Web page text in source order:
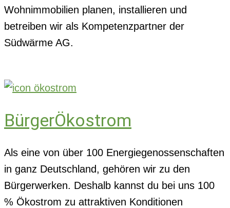
Wohnimmobilien planen, installieren und
betreiben wir als Kompetenzpartner der
Südwärme AG.
BürgerÖkostrom
Als eine von über 100 Energiegenossenschaften
in ganz Deutschland, gehören wir zu den
Bürgerwerken. Deshalb kannst du bei uns 100
% Ökostrom zu attraktiven Konditionen